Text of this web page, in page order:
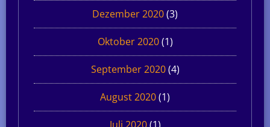
Dezember 2020(3)
Oktober 2020(1)
September 2020(4)
August 2020(1)